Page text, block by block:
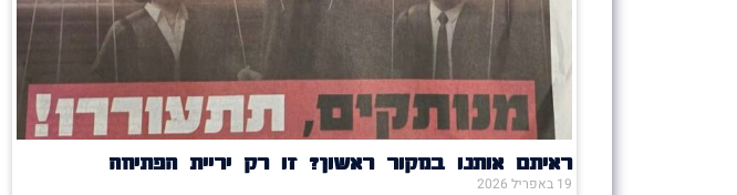
ראיתם אותנו במקור ראשון? זו רק יריית הפתיחה
19 באפריל 2026